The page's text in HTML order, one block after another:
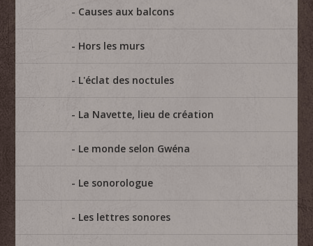
Causes aux balcons
Hors les murs
L'éclat des noctules
La Navette, lieu de création
Le monde selon Gwéna
Le sonorologue
Les lettres sonores